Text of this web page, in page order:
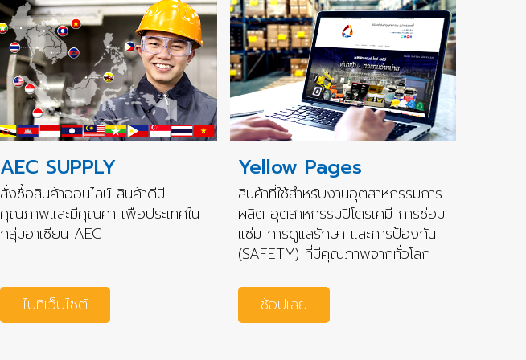
AEC SUPPLY
สั่งซื้อสินค้าออนไลน์ สินค้าดีมี
คุณภาพและมีคุณค่า เพื่อประเทศใน
กลุ่มอาเซียน AEC
ไปที่เว็บไซต์
Yellow Pages
สินค้าที่ใช้สำหรับงานอุตสาหกรรมการ
ผลิต อุตสาหกรรมปิโตรเคมี การซ่อม
แซ่ม การดูแลรักษา และการป้องกัน
(SAFETY) ที่มีคุณภาพจากทั่วโลก
ช้อปเลย